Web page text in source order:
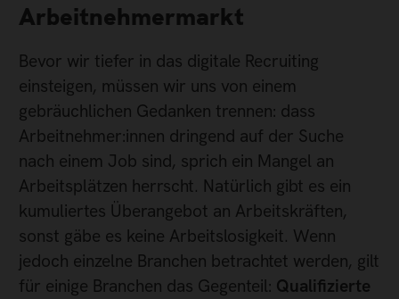
Arbeitnehmermarkt
Bevor wir tiefer in das digitale Recruiting
einsteigen, müssen wir uns von einem
gebräuchlichen Gedanken trennen: dass
Arbeitnehmer:innen dringend auf der Suche
nach einem Job sind, sprich ein Mangel an
Arbeitsplätzen herrscht. Natürlich gibt es ein
kumuliertes Überangebot an Arbeitskräften,
sonst gäbe es keine Arbeitslosigkeit. Wenn
jedoch einzelne Branchen betrachtet werden, gilt
für einige Branchen das Gegenteil: Qualifizierte